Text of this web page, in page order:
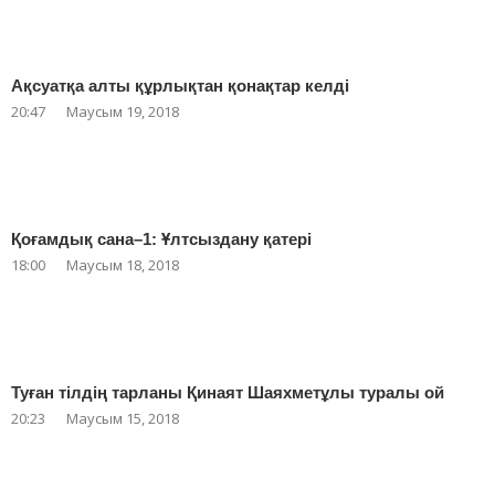
Ақсуатқа алты құрлықтан қонақтар келді
20:47 Маусым 19, 2018
Қоғамдық сана–1: Ұлтсыздану қатері
18:00 Маусым 18, 2018
Туған тілдің тарланы Қинаят Шаяхметұлы туралы ой
20:23 Маусым 15, 2018